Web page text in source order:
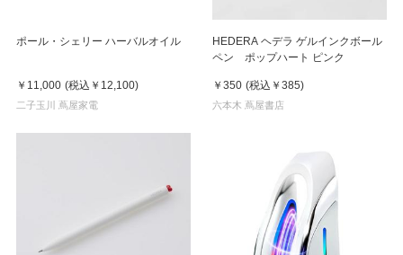
ポール・シェリー ハーバルオイル
￥11,000 (税込 ￥12,100)
二子玉川 蔦屋家電
HEDERA ヘデラ ゲルインクボール
ペン ポップハート ピンク
￥350 (税込 ￥385)
六本木 蔦屋書店